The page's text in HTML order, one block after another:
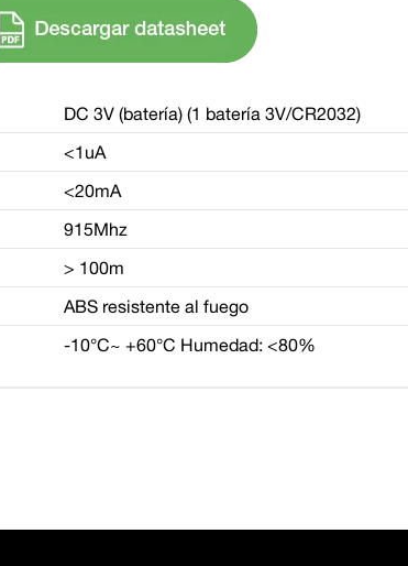
DC 3V (batería) (1 batería 3V/CR2032)
<1uA
<20mA
915Mhz
> 100m
ABS resistente al fuego
-10°C~ +60°C Humedad: <80%